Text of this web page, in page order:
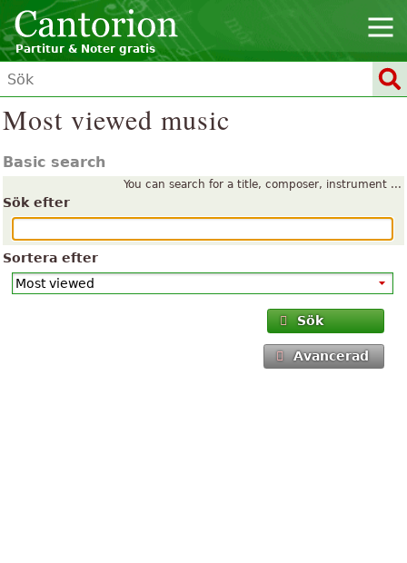
Partitur & Noter gratis
Most viewed music
Basic search
You can search for a title, composer, instrument ...
Sök efter
Sortera efter
Sök
Avancerad